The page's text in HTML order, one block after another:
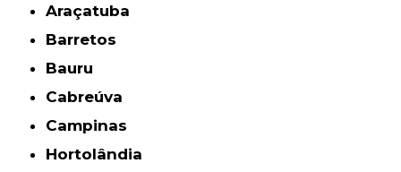
Araçatuba
Barretos
Bauru
Cabreúva
Campinas
Hortolândia